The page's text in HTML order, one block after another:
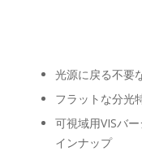
光源に戻る不要
フラットな分光
可視域用VISバ
インナップ